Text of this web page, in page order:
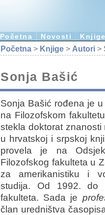
Početna Novosti
Početna > Knjige > Autori >
Sonja Bašić
Sonja Bašić rođena je
na Filozofskom
stekla doktorat
u hrvatskoj i srpskoj
provela je na
Filozofskog fakulteta u
za amerikanistiku i
studija. Od 1992. do
fakulteta. Sada je
član uredništva